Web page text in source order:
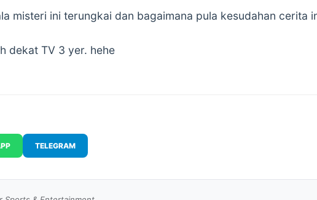
misteri ini terungkai dan bagaimana pula kesudahan cerita
dekat TV 3 yer. hehe
TELEGRAM